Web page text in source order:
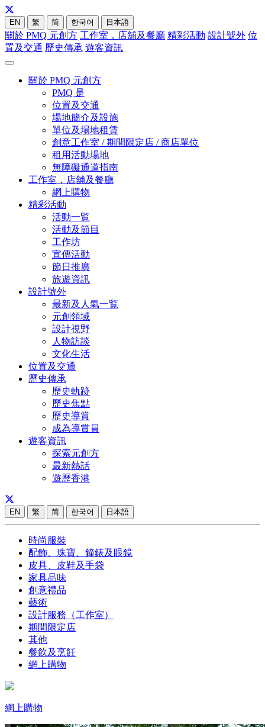
EN 繁 简 한국어 日本語
關於 PMQ 元創方 工作室，店舖及餐廳 精彩活動 設計號外 位
置及交通 歷史傳承 遊客資訊
關於 PMQ 元創方
PMQ 是
位置及交通
場地簡介及設施
單位及場地租賃
創意工作室 / 期間限定店 / 商店單位
租用活動場地
無障礙通道指南
工作室，店舖及餐廳
網上購物
精彩活動
活動一覧
活動及節目
工作坊
宣傳活動
節日推廣
旅遊資訊
設計號外
最新及人氣一覧
元創領域
設計視野
人物訪談
文化生活
位置及交通
歷史傳承
歷史軌跡
歷史焦點
歷史導賞
成為導賞員
遊客資訊
探索元創方
最新熱話
遊歷香港
EN 繁 简 한국어 日本語
時尚服裝
配飾、珠寶、鐘錶及眼鏡
皮具、皮鞋及手袋
家具品味
創意禮品
藝術
設計服務（工作室）
期間限定店
其他
餐飲及烹飪
網上購物
網上購物